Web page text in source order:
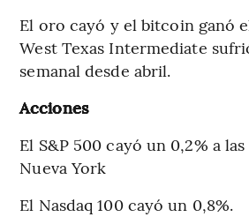
El oro cayó y el bitcoin ganó
West Texas Intermediate
semanal desde abril.
Acciones
El S&P 500 cayó un 0,2% a
Nueva York
El Nasdaq 100 cayó un 0,8%.